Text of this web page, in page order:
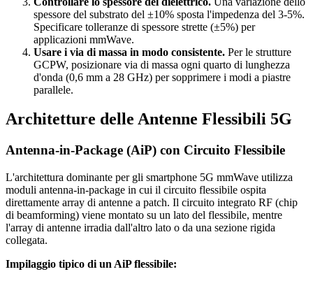
spessore del substrato del ±10% sposta l'impedenza del 3-5%.
Specificare tolleranze di spessore strette (±5%) per
applicazioni mmWave.
Usare i via di massa in modo consistente. Per le strutture
GCPW, posizionare via di massa ogni quarto di lunghezza
d'onda (0,6 mm a 28 GHz) per sopprimere i modi a piastre
parallele.
Architetture delle Antenne Flessibili 5G
Antenna-in-Package (AiP) con Circuito Flessibile
L'architettura dominante per gli smartphone 5G mmWave utilizza
moduli antenna-in-package in cui il circuito flessibile ospita
direttamente array di antenne a patch. Il circuito integrato RF (chip
di beamforming) viene montato su un lato del flessibile, mentre
l'array di antenne irradia dall'altro lato o da una sezione rigida
collegata.
Impilaggio tipico di un AiP flessibile: